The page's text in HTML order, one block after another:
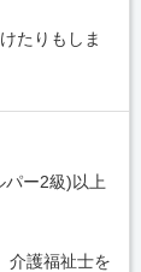
たりもしま
ー2級)以上
介護福祉士を